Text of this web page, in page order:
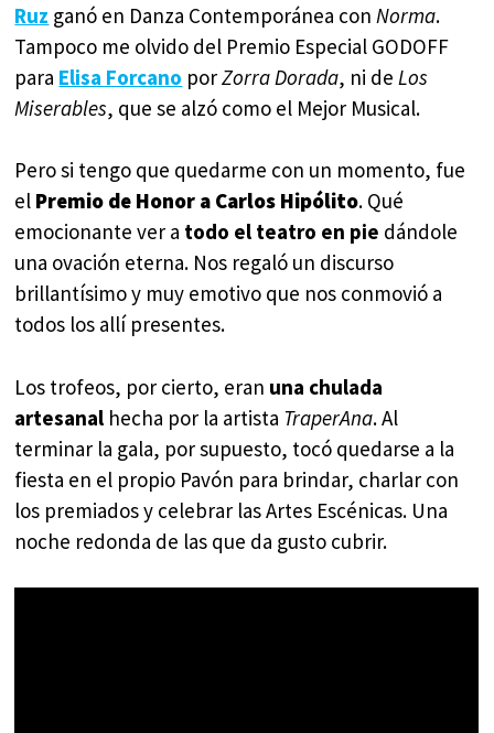
Ruz ganó en Danza Contemporánea con Norma.
Tampoco me olvido del Premio Especial GODOFF
para Elisa Forcano porZorra Dorada, ni de Los
Miserables, que se alzó como el Mejor Musical.
Pero si tengo que quedarme con un momento, fue
el Premio de Honor a Carlos Hipólito. Qué
emocionante ver a todo el teatro en pie dándole
una ovación eterna. Nos regaló un discurso
brillantísimo y muy emotivo que nos conmovió a
todos los allí presentes.
Los trofeos, por cierto, eran una chulada
artesanal hecha por la artista TraperAna. Al
terminar la gala, por supuesto, tocó quedarse a la
fiesta en el propio Pavón para brindar, charlar con
los premiados y celebrar las Artes Escénicas. Una
noche redonda de las que da gusto cubrir.